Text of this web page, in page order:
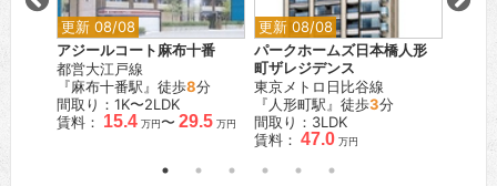
更新 08/08
アジールコート麻布十番
都営大江戸線
『麻布十番駅』徒歩8分
間取り：1K〜2LDK
賃料： 15.4 万円〜 29.5 万円
更新 08/08
パークホームズ日本橋人形
町ザレジデンス
東京メトロ日比谷線
『人形町駅』徒歩3分
間取り：3LDK
賃料： 47.0 万円